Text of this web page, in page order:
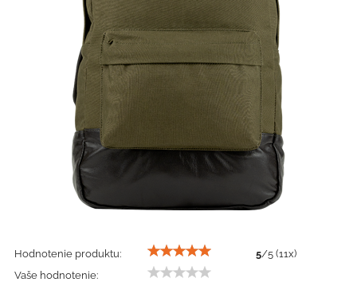
Hodnotenie produktu: 5/5 (11x)
Vaše hodnotenie: